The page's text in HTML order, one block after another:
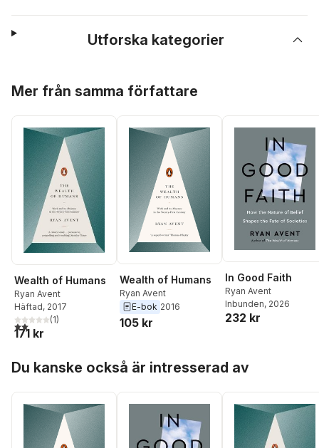
Utforska kategorier
Mer från samma författare
Wealth of Humans
Ryan Avent
Häftad, 2017
2,0utav 5 stjärnor. Totalt antal röster:
(1)
171 kr
Wealth of Humans
Ryan Avent
E-bok 2016
105 kr
In Good Faith
Ryan Avent
Inbunden, 2026
232 kr
Du kanske också är intresserad av